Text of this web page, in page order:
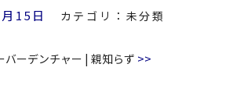
15日 カテゴリ： 未分類
バーデンチャー | 親知らず >>